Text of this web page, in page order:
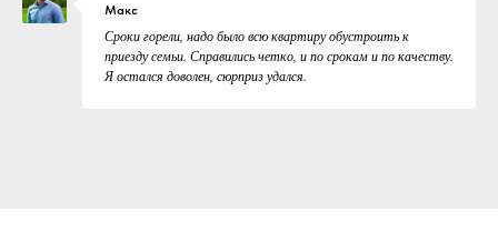
Макс
Сроки горели, надо было всю квартиру обустроить к
приезду семьи. Справились четко, и по срокам и по качеству.
Я остался доволен, сюрприз удался.